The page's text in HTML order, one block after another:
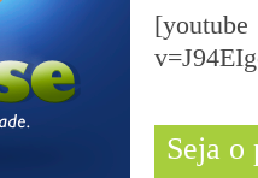
Seja o